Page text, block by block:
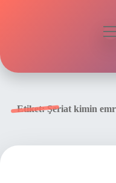
Etiket:Şeriat kimin